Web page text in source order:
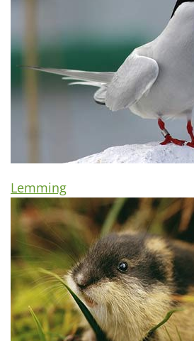
Lemming